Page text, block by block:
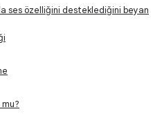
ses özelliğini desteklediğini beyan